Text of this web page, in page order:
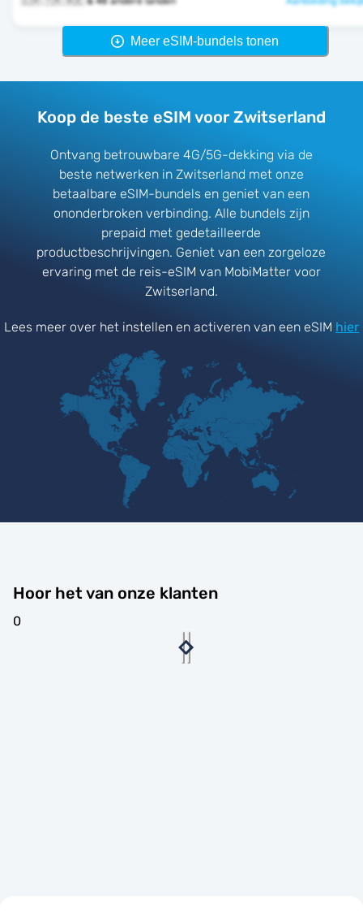
Meer eSIM-bundels tonen
Koop de beste eSIM voor Zwitserland
Ontvang betrouwbare 4G/5G-dekking via de
beste netwerken in Zwitserland met onze
betaalbare eSIM-bundels en geniet van een
ononderbroken verbinding. Alle bundels zijn
prepaid met gedetailleerde
productbeschrijvingen. Geniet van een zorgeloze
ervaring met de reis-eSIM van MobiMatter voor
Zwitserland.
Lees meer over het instellen en activeren van een eSIM hier
Hoor het van onze klanten
0